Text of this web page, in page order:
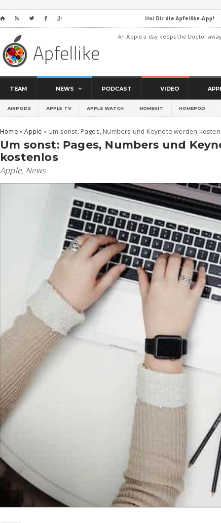
⌂     Hol Dir die Apfellike-App!
An Apple a day keeps the Doctor
TEAM NEWS PODCAST VIDEO
AIRPODS APPLE TV APPLE WATCH HOMEKIT HOMEPOD
Home »Apple » Um sonst: Pages, Numbers und Keynote werden
Um sonst: Pages, Numbers und
kostenlos
Apple, News